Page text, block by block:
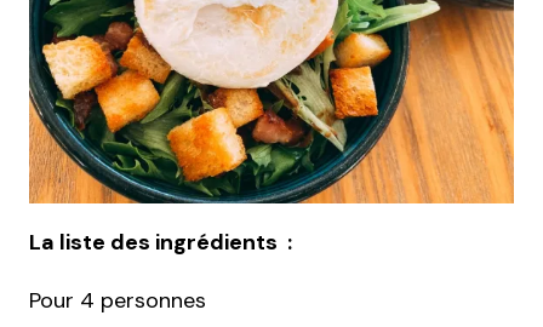
La liste des ingrédients :
Pour 4 personnes